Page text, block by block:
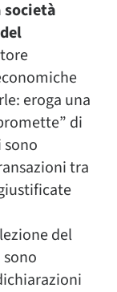
società
eroga una
di
tra
del